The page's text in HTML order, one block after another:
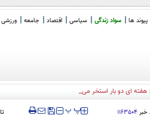
پیوند ها سواد زندگی سیاسی اقتصاد جامعه ورزشی
ای دو بار استخر می روم
خبر ۱۱۶۳۵۰۴ ‍‍‍ پپ